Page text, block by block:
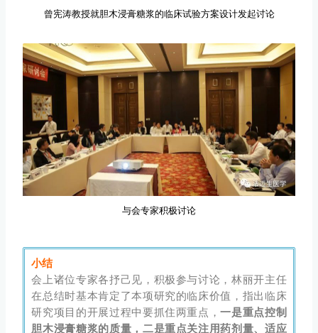
曾宪涛教授就胆木浸膏糖浆的临床试验方案设计发起讨论
与会专家积极讨论
小结
会上诸位专家各抒己见，积极参与讨论，林丽开主任
在总结时基本肯定了本项研究的临床价值，指出临床
研究项目的开展过程中要抓住两重点，一是重点控制
胆木浸膏糖浆的质量，二是重点关注用药剂量、适应